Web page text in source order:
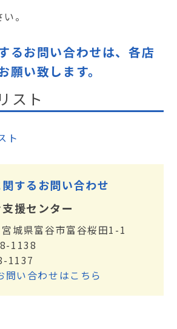
。
るお問い合わせは、各店
願い致します。
スト
ト
するお問い合わせ
援センター
城県富谷市富谷桜田1-1
1138
1137
問い合わせはこちら